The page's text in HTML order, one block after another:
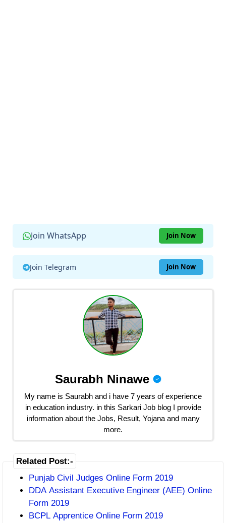
Join WhatsApp Join Now
Join Telegram Join Now
Saurabh Ninawe
My name is Saurabh and i have 7 years of experience
in education industry. in this Sarkari Job blog I provide
information about the Jobs, Result, Yojana and many
more.
Related Post:-
Punjab Civil Judges Online Form 2019
DDA Assistant Executive Engineer (AEE) Online
Form 2019
BCPL Apprentice Online Form 2019